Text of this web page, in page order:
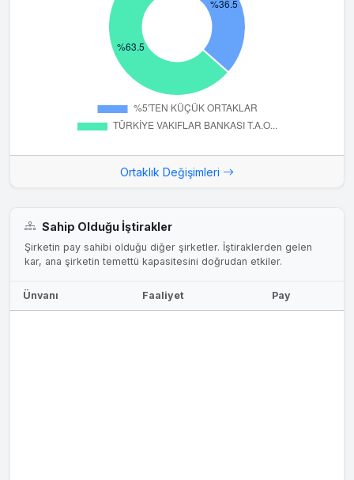
Ortaklık Değişimleri
Sahip Olduğu İştirakler
Şirketin pay sahibi olduğu diğer şirketler. İştiraklerden gelen
kar, ana şirketin temettü kapasitesini doğrudan etkiler.
Ünvanı Faaliyet Pay